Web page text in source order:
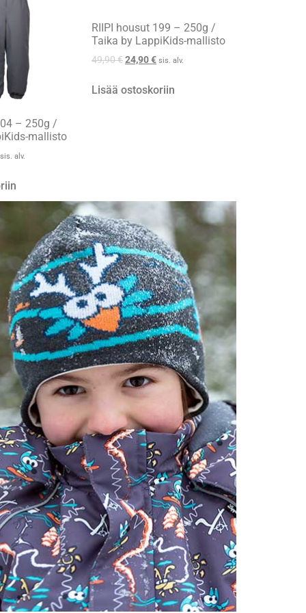
– 250g /
mallisto
sis. alv.
RIIPI housut 199 – 250g /
Taika by LappiKids-mallisto
49,90€24,90€ sis. alv.
Lisää ostoskoriin